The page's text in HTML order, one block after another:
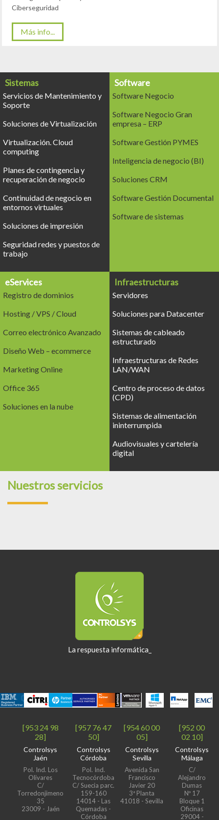
Ciberseguridad
Más info...
Sistemas
Servicios de Mantenimiento y
Soporte
Soluciones de Virtualización
Virtualización. Cloud
computing
Planes de contingencia y
recuperación de negocio
Continuidad de negocio en
entornos virtuales
Soluciones de impresión
Seguridad redes y puestos de
trabajo
Software
Software Negocio
Software Negocio Gran
empresa – ERP
Software Gestión PYMES
Inteligencia de negocio (BI)
Soluciones CRM
Software Gestión Documental
Software de sistemas
eServices
Registro de dominios
Hosting / VPS / Cloud
Correo electrónico Avanzado
Diseño Web – ecommerce
Marketing Online
Office 365
Soluciones en la nube
Infraestructuras
Servidores
Soluciones para Datacenter
Sistemas de cableado
estructurado
Infraestructuras de Redes
LAN/WAN
Centro de proceso de datos
(CPD)
Sistemas de alimentación
ininterrumpida
Audiovisuales y cartelería
digital
Nuestros servicios
La respuesta informática_
[953 24 98
28]
Controlsys
Jaén
Pol. Ind. Los
Olivares
C/
Torredonjimeno
35
23009 - Jaén
[957 76 47
50]
Controlsys
Córdoba
Pol. Ind.
Tecnocórdoba
C/ Suecia parc.
159-160
14014 - Las
Quemadas -
Córdoba
[954 60 00
05]
Controlsys
Sevilla
Avenida San
Francisco
Javier 20
3ª Planta
41018 - Sevilla
[952 00
02 10]
Controlsys
Málaga
C/
Alejandro
Dumas
Nº 17
Bloque 1
Oficinas
29004 -